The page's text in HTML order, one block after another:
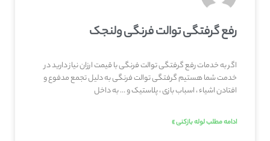
رفع گرفتگی توالت فرنگی ولنجک
اگر به خدمات رفع گرفتگی توالت فرنگی با قیمت ارزان نیاز دارید در
خدمت شما هستیم گرفتگی توالت فرنگی به دلیل تجمع مدفوع و
افتادن اشیاء ، اسباب بازی ، پلاستیک و … به داخل
ادامه مطلب لوله بازکنی »